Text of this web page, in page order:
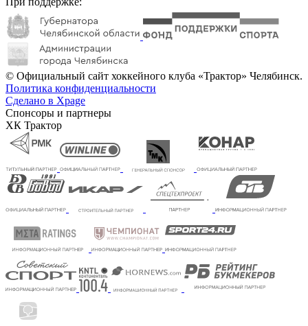
© Официальный сайт хоккейного клуба «Трактор» Челябинск.
Политика конфиденциальности
Сделано в Xpage
Спонсоры и партнеры
ХК Трактор